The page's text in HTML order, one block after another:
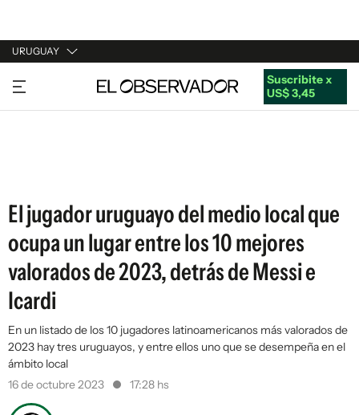
URUGUAY
URUGUAY
ARGENTINA
Suscribite x
US$ 3,45
El jugador uruguayo del medio local que
ocupa un lugar entre los 10 mejores
valorados de 2023, detrás de Messi e
Icardi
En un listado de los 10 jugadores latinoamericanos más valorados de
2023 hay tres uruguayos, y entre ellos uno que se desempeña en el
ámbito local
16 de octubre 2023
17:28 hs